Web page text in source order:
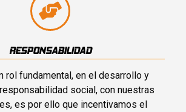
RESPONSABILIDAD
rol fundamental, en el desarrollo y
social, con nuestras
es por ello que incentivamos el